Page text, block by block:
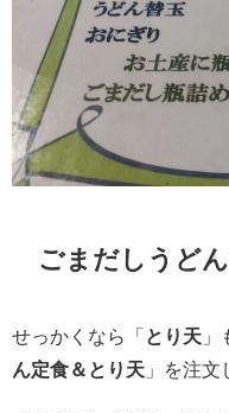
ごまだしうど
せっかくなら「 とり天
ん定食＆とり天 」を注文